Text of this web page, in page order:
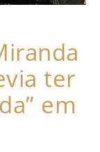
ter
em